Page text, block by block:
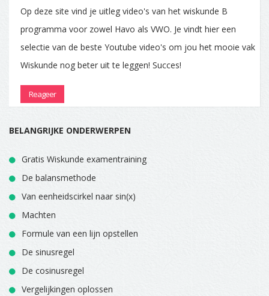
Op deze site vind je uitleg video's van het wiskunde B
programma voor zowel Havo als VWO. Je vindt hier een
selectie van de beste Youtube video's om jou het mooie vak
Wiskunde nog beter uit te leggen! Succes!
Reageer
BELANGRIJKE ONDERWERPEN
Gratis Wiskunde examentraining
De balansmethode
Van eenheidscirkel naar sin(x)
Machten
Formule van een lijn opstellen
De sinusregel
De cosinusregel
Vergelijkingen oplossen